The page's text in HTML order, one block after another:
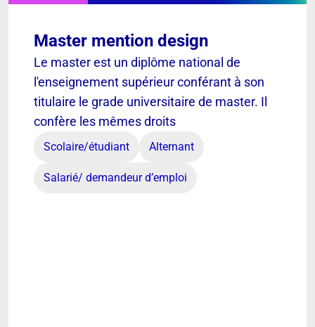
Master mention design
Le master est un diplôme national de
l'enseignement supérieur conférant à son
titulaire le grade universitaire de master. Il
confère les mêmes droits
Scolaire/étudiant Alternant
Salarié/ demandeur d’emploi